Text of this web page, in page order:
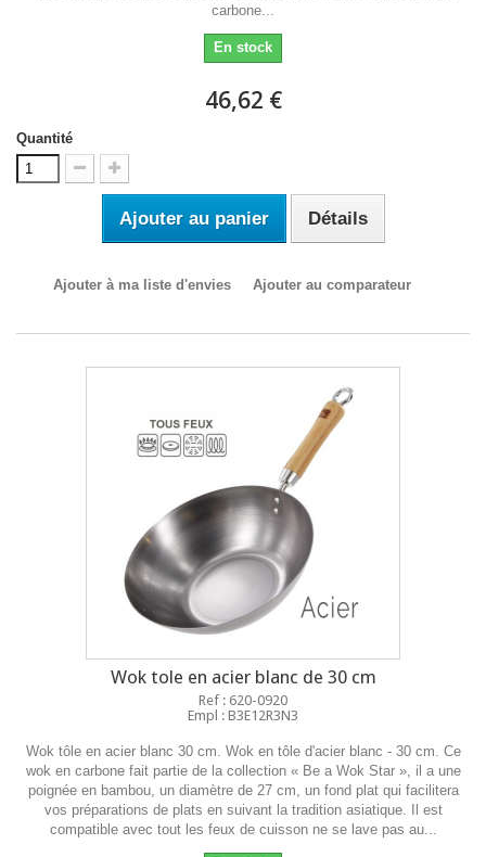
carbone...
En stock
46,62 €
Quantité
Ajouter au panier Détails
Ajouter à ma liste d'envies Ajouter au comparateur
Wok tole en acier blanc de 30 cm
Ref : 620-0920
Empl : B3E12R3N3
Wok tôle en acier blanc 30 cm. Wok en tôle d'acier blanc - 30 cm. Ce
wok en carbone fait partie de la collection « Be a Wok Star », il a une
poignée en bambou, un diamètre de 27 cm, un fond plat qui facilitera
vos préparations de plats en suivant la tradition asiatique. Il est
compatible avec tout les feux de cuisson ne se lave pas au...